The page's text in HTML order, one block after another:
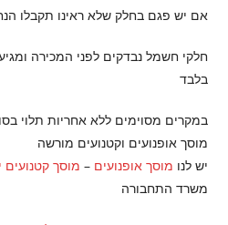
אם יש פגם בחלק שלא ראינו תקבלו
חלקי חשמל נבדקים לפני המכירה
בלבד
במקרים מסוימים ללא אחריות תלוי בסוג
מוסך אופנועים וקטנועים מורשה
יש לנו מוסך אופנועים–מוסך קטנועים
משרד התחבורה